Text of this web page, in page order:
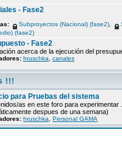
- Fase2
Subproyectos (Nacional) (fase2)
(fase2)
- Fase2
acerca de la ejecución del
hruschka canales
!!!
para Pruebas del sistema
as en este foro para
despues de una semana)
hruschka Personal GAMA